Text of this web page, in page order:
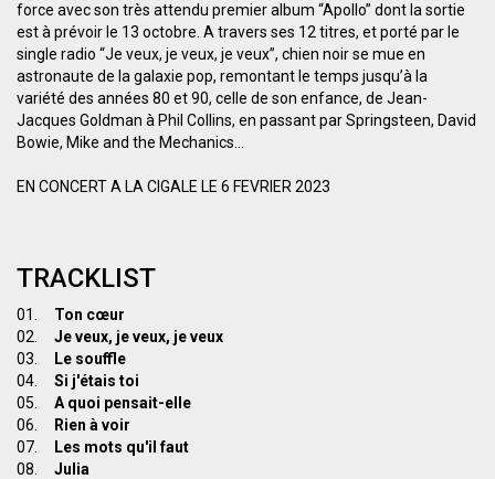
force avec son très attendu premier album “Apollo” dont la sortie
est à prévoir le 13 octobre. A travers ses 12 titres, et porté par le
single radio “Je veux, je veux, je veux”, chien noir se mue en
astronaute de la galaxie pop, remontant le temps jusqu’à la
variété des années 80 et 90, celle de son enfance, de Jean-
Jacques Goldman à Phil Collins, en passant par Springsteen, David
Bowie, Mike and the Mechanics...
EN CONCERT A LA CIGALE LE 6 FEVRIER 2023
TRACKLIST
01.
Ton cœur
02.
Je veux, je veux, je veux
03.
Le souffle
04.
Si j'étais toi
05.
A quoi pensait-elle
06.
Rien à voir
07.
Les mots qu'il faut
08.
Julia